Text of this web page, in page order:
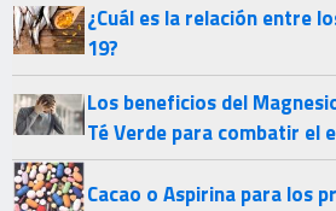
¿Cuál es la relación entre
19?
Los beneficios del
Té Verde para combatir el
Cacao o Aspirina para los